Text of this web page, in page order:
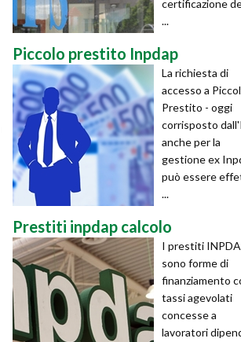
certificazione
...
Piccolo prestito Inpdap
La richiesta di
accesso a
Prestito - oggi
corrisposto
anche per la
gestione ex
può essere
...
Prestiti inpdap calcolo
I prestiti
sono forme di
finanziamento
tassi agevolati
concesse a
lavoratori